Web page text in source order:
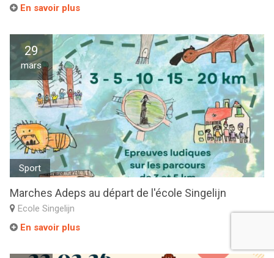
En savoir plus
29
mars
Sport
Marches Adeps au départ de l'école Singelijn
Ecole Singelijn
En savoir plus